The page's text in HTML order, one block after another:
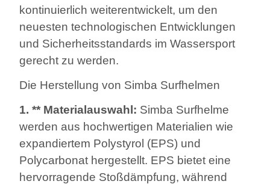
kontinuierlich weiterentwickelt, um den
neuesten technologischen Entwicklungen
und Sicherheitsstandards im Wassersport
gerecht zu werden.
Die Herstellung von Simba Surfhelmen
1. ** Materialauswahl: Simba Surfhelme
werden aus hochwertigen Materialien wie
expandiertem Polystyrol (EPS) und
Polycarbonat hergestellt. EPS bietet eine
hervorragende Stoßdämpfung, während